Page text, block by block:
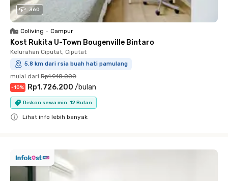
360
Coliving • Campur
Kost Rukita U-Town Bougenville Bintaro
Kelurahan Ciputat, Ciputat
5.8 km dari rsia buah hati pamulang
mulai dari Rp1.918.000
-10% Rp1.726.200 /bulan
Diskon sewa min. 12 Bulan
Lihat info lebih banyak